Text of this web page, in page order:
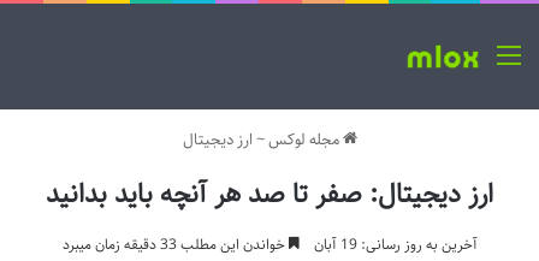
منو
مجله لوکس~ ارز دیجیتال
ارز دیجیتال: صفر تا صد هر آنچه باید بدانید
آخرین به روز رسانی: 19 آبان خواندن این مطلب 33 دقیقه زمان میبرد